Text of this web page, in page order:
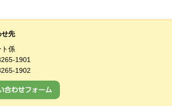
せ先
ト係
1901
1902